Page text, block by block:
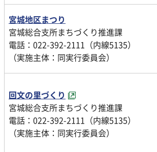
宮城地区まつり
宮城総合支所まちづくり推進課
電話：022-392-2111（内線5135）
（実施主体：同実行委員会）
回文の里づくり
宮城総合支所まちづくり推進課
電話：022-392-2111（内線5135）
（実施主体：同実行委員会）